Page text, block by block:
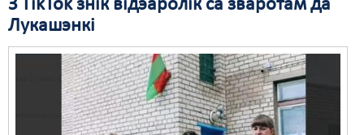
З TikTok знік відэаролік са зваротам да
Лукашэнкі